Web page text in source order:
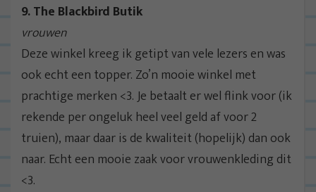
9. The Blackbird Butik
vrouwen
Deze winkel kreeg ik getipt van vele lezers en was
ook echt een topper. Zo’n mooie winkel met
prachtige merken <3. Je betaalt er wel flink voor (ik
rekende per ongeluk heel veel geld af voor 2
truien), maar daar is de kwaliteit (hopelijk) dan ook
naar. Echt een mooie zaak voor vrouwenkleding dit
<3.